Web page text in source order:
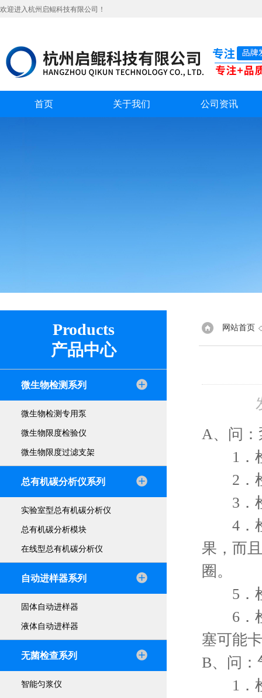
欢迎进入杭州启鲲科技有限公司！
首页 关于我们 公司资讯
Products
产品中心
微生物检测系列
微生物检测专用泵
微生物限度检验仪
微生物限度过滤支架
总有机碳分析仪系列
实验室型总有机碳分析仪
总有机碳分析模块
在线型总有机碳分析仪
自动进样器系列
固体自动进样器
液体自动进样器
无菌检查系列
智能匀浆仪
网站首页
A、问
1．检
2．检
3．检
4．检
果，而
圈。
5．检
6．检
塞可能
B、问
1．检